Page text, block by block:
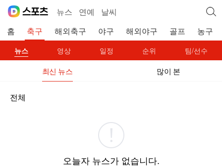
뉴스 연예 날씨
홈 축구 해외축구 야구 해외야구 골프 농구
뉴스 영상 일정 순위 팀/선수
최신 뉴스 많이 본
전체
오늘자 뉴스가 없습니다.